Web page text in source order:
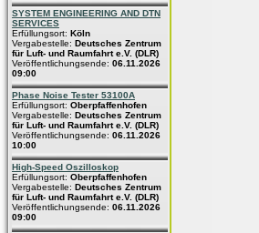
SYSTEM ENGINEERING AND DTN
SERVICES
Erfüllungsort: Köln
Vergabestelle: Deutsches Zentrum
für Luft- und Raumfahrt e.V. (DLR)
Veröffentlichungsende: 06.11.2026
09:00
Phase Noise Tester 53100A
Erfüllungsort: Oberpfaffenhofen
Vergabestelle: Deutsches Zentrum
für Luft- und Raumfahrt e.V. (DLR)
Veröffentlichungsende: 06.11.2026
10:00
High-Speed Oszilloskop
Erfüllungsort: Oberpfaffenhofen
Vergabestelle: Deutsches Zentrum
für Luft- und Raumfahrt e.V. (DLR)
Veröffentlichungsende: 06.11.2026
09:00